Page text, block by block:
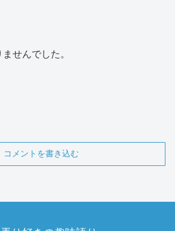
せんでした。
コメントを書き込む